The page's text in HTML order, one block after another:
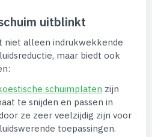
uitblinkt
niet alleen indrukwekkende
maar biedt ook
schuimplaten zijn
te snijden en passen in
ze zeer veelzijdig zijn voor
toepassingen.